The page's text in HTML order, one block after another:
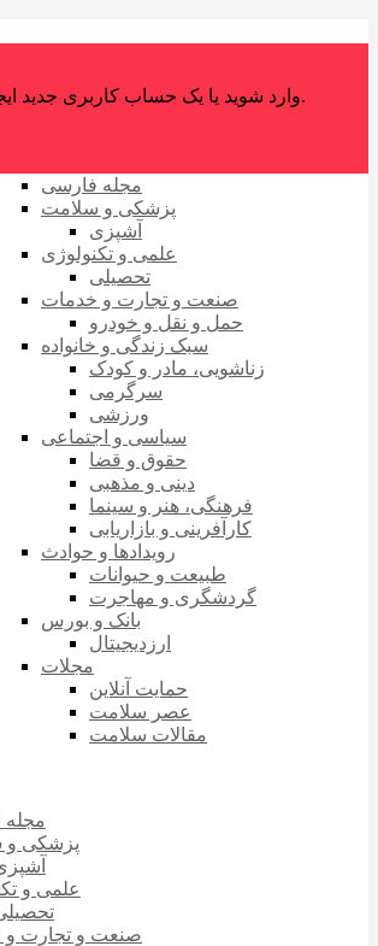
وارد شوید یا یک حساب کاربری جدید ایجاد کنید.
مجله فارسی
پزشکی و سلامت
آشپزی
علمی و تکنولوژی
تحصیلی
صنعت و تجارت و خدمات
حمل و نقل و خودرو
سبک زندگی و خانواده
زناشویی، مادر و کودک
سرگرمی
ورزشی
سیاسی و اجتماعی
حقوق و قضا
دینی و مذهبی
فرهنگی، هنر و سینما
کارآفرینی و بازاریابی
رویدادها و حوادث
طبیعت و حیوانات
گردشگری و مهاجرت
بانک و بورس
ارزدیجیتال
مجلات
حمایت آنلاین
عصر سلامت
مقالات سلامت
پزشکی و
علمی و
صنعت و تجارت و